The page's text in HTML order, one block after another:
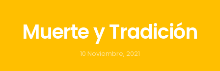
Muerte y Tradición
10 Noviembre, 2021